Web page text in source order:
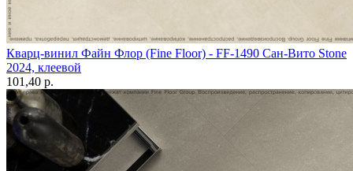
Кварц-винил Файн Флор (Fine Floor) - FF-1490 Сан-Вито Stone
2024, клеевой
101,40 p.